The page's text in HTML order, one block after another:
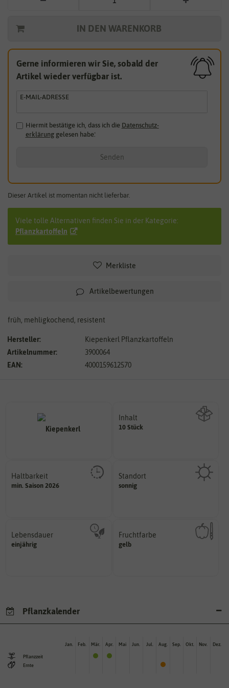
IN DEN WARENKORB
Gerne informieren wir Sie, sobald der
Artikel wieder verfügbar ist.
E-MAIL-ADRESSE
Hiermit bestätige ich, dass ich die Daten­schutz­
erklärunggelesen habe.*
Senden
Dieser Artikel ist momentan nicht lieferbar.
Viele tolle Alternativen finden Sie in der Kategorie:
Pflanzkartoffeln
Merkliste
Artikelbewertungen
früh, mehligkochend, resistent
Hersteller:
Kiepenkerl Pflanzkartoffeln
Artikelnummer:
3900064
EAN:
4000159612570
Inhalt
10 StückWie viel ist enthalten
Haltbarkeit
min. Saison 2026
und Pflanzgut sehr gut keimen
sollte.
Standort
sonnig
Pflanze? (schattig, halbschattig,
sonnig, vollsonnig)
Lebensdauer
einjährig
einjährig, zweijährig oder
mehrjährig.
Fruchtfarbe
gelb
sie nach dem Reifungsprozess
hat.
Pflanzkalender
Pflanzzeit
Ernte
Jan. Feb. Mär. Apr. Mai Jun. Jul. Aug. Sep. Okt. Nov. Dez.